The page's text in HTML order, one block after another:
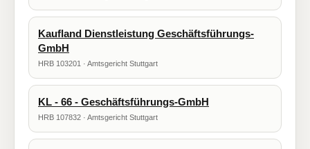
Kaufland Dienstleistung Geschäftsführungs-
GmbH
HRB 103201 · Amtsgericht Stuttgart
KL - 66 - Geschäftsführungs-GmbH
HRB 107832 · Amtsgericht Stuttgart